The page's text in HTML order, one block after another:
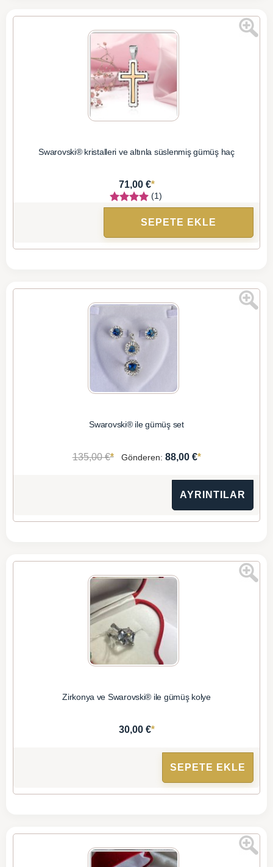
Swarovski® kristalleri ve altınla süslenmiş gümüş haç
71,00 €*
(1)
SEPETE EKLE
Swarovski® ile gümüş set
135,00 €* Gönderen: 88,00 €*
AYRINTILAR
Zirkonya ve Swarovski® ile gümüş kolye
30,00 €*
SEPETE EKLE